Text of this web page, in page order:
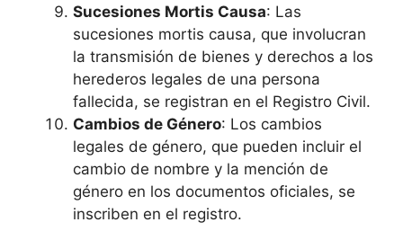
Sucesiones Mortis Causa: Las
sucesiones mortis causa, que involucran
la transmisión de bienes y derechos a los
herederos legales de una persona
fallecida, se registran en el Registro Civil.
Cambios de Género: Los cambios
legales de género, que pueden incluir el
cambio de nombre y la mención de
género en los documentos oficiales, se
inscriben en el registro.